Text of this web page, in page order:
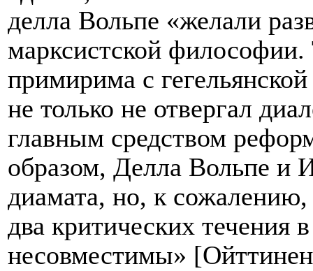
делла Вольпе «желали
марксистской философии.
примирима с
не только не отвергал
главным средством
образом, Делла Вольпе и
диамата, но, к
два критических течения
несовместимы»